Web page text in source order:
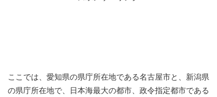
ここでは、愛知県の県庁所在地である名古屋市と、新潟県
の県庁所在地で、日本海最大の都市、政令指定都市である